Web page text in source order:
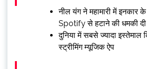
नील यंग ने महामारी में इनकार
Spotify से हटाने की धमकी दी
दुनिया में सबसे ज्यादा इस्तेमाल
स्ट्रीमिंग म्यूजिक ऐप